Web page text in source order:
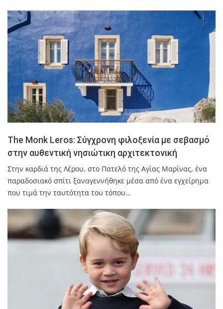
The Monk Leros: Σύγχρονη φιλοξενία με σεβασμό
στην αυθεντική νησιώτικη αρχιτεκτονική
Στην καρδιά της Λέρου, στο Πατελό της Αγίας Μαρίνας, ένα
παραδοσιακό σπίτι ξαναγεννήθηκε μέσα από ένα εγχείρημα
που τιμά την ταυτότητα του τόπου…